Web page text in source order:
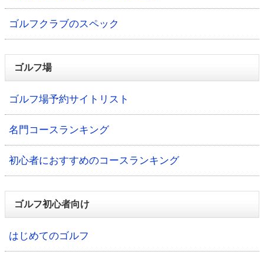
ゴルフクラブのスペック
ゴルフ場
ゴルフ場予約サイトリスト
名門コースランキング
初心者におすすめのコースランキング
ゴルフ初心者向け
はじめてのゴルフ